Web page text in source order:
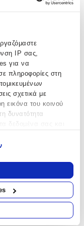
IP σας,
για να
πληροφορίες στη
σχετικά με
εικόνα του κοινού
δυνατότητα
με τη γεωγραφική
ακριβείς σε
σαρώνοντας ενεργά
αποτύπωμα)
επεξεργασίας των
Όταν